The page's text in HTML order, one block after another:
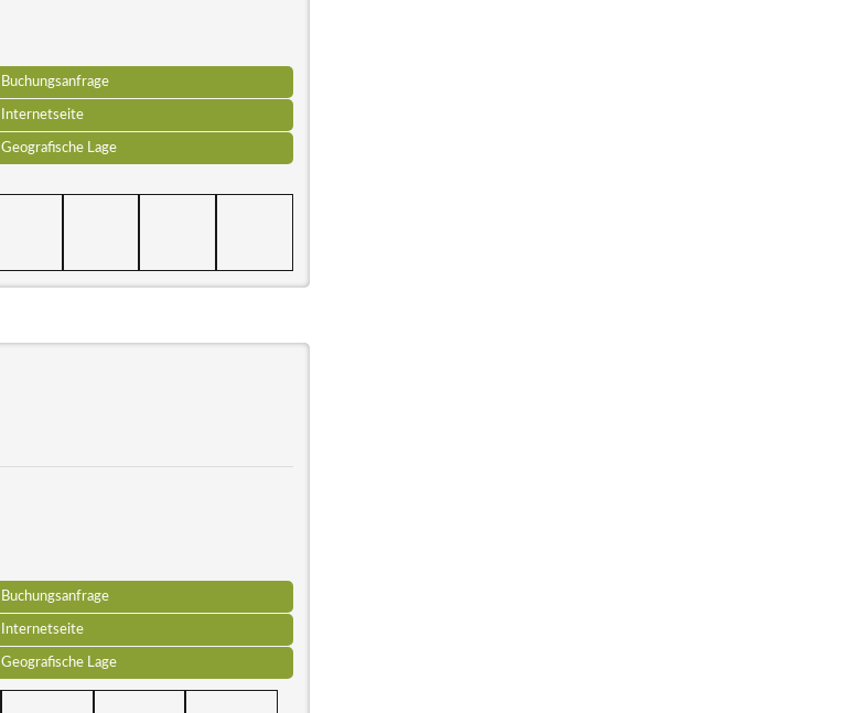
Buchungsanfrage
Internetseite
Geografische Lage
Buchungsanfrage
Internetseite
Geografische Lage